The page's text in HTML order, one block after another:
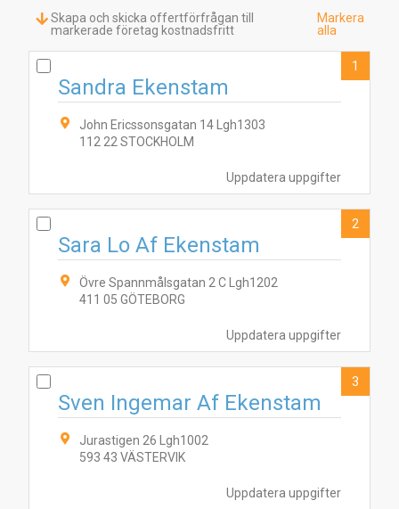
Skapa och skicka offertförfrågan till
markerade företag kostnadsfritt
Markera
alla
Uppdatera uppgifter
Sandra Ekenstam
John Ericssonsgatan 14 Lgh1303
112 22 STOCKHOLM
1
Uppdatera uppgifter
Sara Lo Af Ekenstam
Övre Spannmålsgatan 2 C Lgh1202
411 05 GÖTEBORG
2
Uppdatera uppgifter
Sven Ingemar Af Ekenstam
Jurastigen 26 Lgh1002
593 43 VÄSTERVIK
3